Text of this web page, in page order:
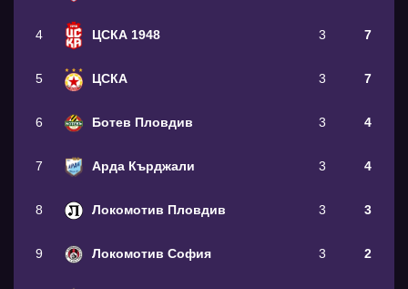
4 ЦСКА 1948 3 7
5 ЦСКА 3 7
6 Ботев Пловдив 3 4
7 Арда Кърджали 3 4
8 Локомотив Пловдив 3 3
9 Локомотив София 3 2